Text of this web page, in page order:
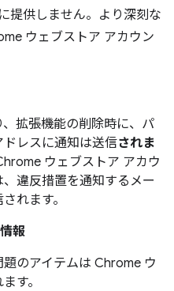
提供しません。より深刻な
ウェブストア アカウン
拡張機能の削除時に、パ
レスに通知は送信されま
ウェブストア アカウ
違反措置を通知するメー
れます。
報
のアイテムは Chrome ウ
す。